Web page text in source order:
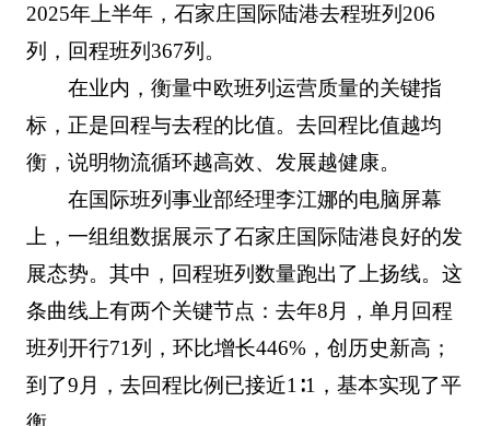
2025年上半年，石家庄国际陆港去程班列206
列，回程班列367列。
在业内，衡量中欧班列运营质量的关键指
标，正是回程与去程的比值。去回程比值越均
衡，说明物流循环越高效、发展越健康。
在国际班列事业部经理李江娜的电脑屏幕
上，一组组数据展示了石家庄国际陆港良好的发
展态势。其中，回程班列数量跑出了上扬线。这
条曲线上有两个关键节点：去年8月，单月回程
班列开行71列，环比增长446%，创历史新高；
到了9月，去回程比例已接近1∶1，基本实现了平